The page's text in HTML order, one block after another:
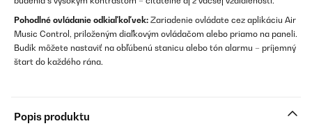
Pohodlné ovládanie odkiaľkoľvek: Zariadenie ovládate cez aplikáciu Air
Music Control, priloženým diaľkovým ovládačom alebo priamo na paneli.
Budík môžete nastaviť na obľúbenú stanicu alebo tón alarmu – príjemný
štart do každého rána.
Popis produktu